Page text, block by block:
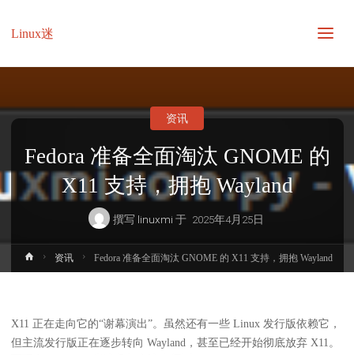
Linux迷
Fedora 准备全面淘汰 GNOME 的
X11 支持，拥抱 Wayland
撰写 linuxmi 于 2025年4月25日
资讯
首
页
资讯 Fedora 准备全面淘汰 GNOME 的 X11 支持，拥抱 Wayland
X11 正在走向它的“谢幕演出”。虽然还有一些 Linux 发行版依赖它，
但主流发行版正在逐步转向 Wayland，甚至已经开始彻底放弃 X11。